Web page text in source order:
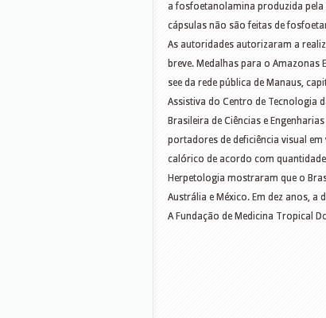
a fosfoetanolamina produzida pela
cápsulas não são feitas de
As autoridades autorizaram a
breve. Medalhas para o
see da rede pública de Manaus,
Assistiva do Centro de Tecnologia
Brasileira de Ciências e
portadores de deficiência visual
calórico de acordo com quantidade
Herpetologia mostraram que o
Austrália e México. Em dez anos, a
A Fundação de Medicina Tropical